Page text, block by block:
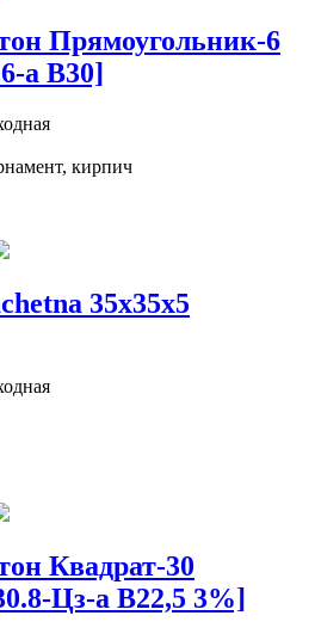
Прямоугольник-6
а В30]
кирпич
35x35x5
Квадрат-30
Цз-а В22,5 3%]